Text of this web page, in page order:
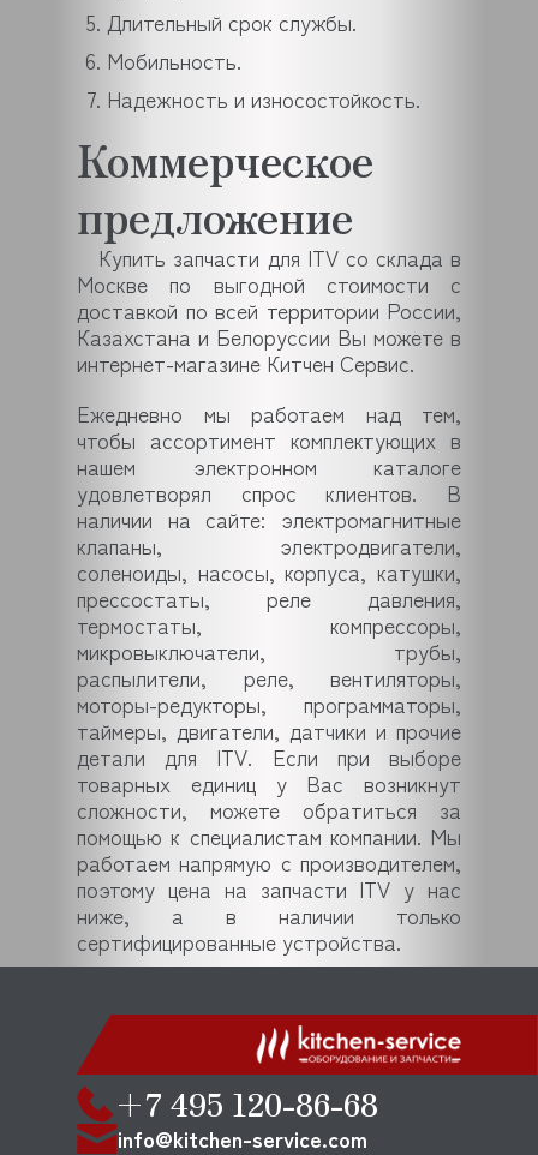
Длительный срок службы.
Мобильность.
Надежность и износостойкость.
Коммерческое
предложение
Купить запчасти для ITV со склада в
Москве по выгодной стоимости c
доставкой по всей территории России,
Казахстана и Белоруссии Вы можете в
интернет-магазине Китчен Сервис.
Ежедневно мы работаем над тем,
чтобы ассортимент комплектующих в
нашем электронном каталоге
удовлетворял спрос клиентов. В
наличии на сайте: электромагнитные
клапаны, электродвигатели,
соленоиды, насосы, корпуса, катушки,
прессостаты, реле давления,
термостаты, компрессоры,
микровыключатели, трубы,
распылители, реле, вентиляторы,
моторы-редукторы, программаторы,
таймеры, двигатели, датчики и прочие
детали для ITV. Если при выборе
товарных единиц у Вас возникнут
сложности, можете обратиться за
помощью к специалистам компании. Мы
работаем напрямую с производителем,
поэтому цена на запчасти ITV у нас
ниже, а в наличии только
сертифицированные устройства.
+7 495 120-86-68
info@kitchen-service.com